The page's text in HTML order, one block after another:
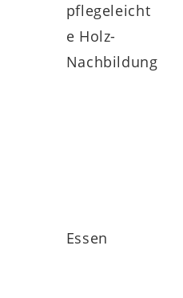
pflegeleicht
e Holz-
Nachbildung
Essen